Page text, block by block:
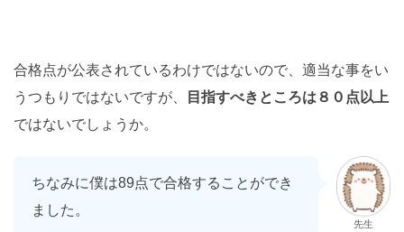
合格点が公表されているわけではないので、適当な事をい
うつもりではないですが、
目指すべきところは８０点以上
ではないでしょうか。
ちなみに僕は89点で合格することができ
ました。
先生